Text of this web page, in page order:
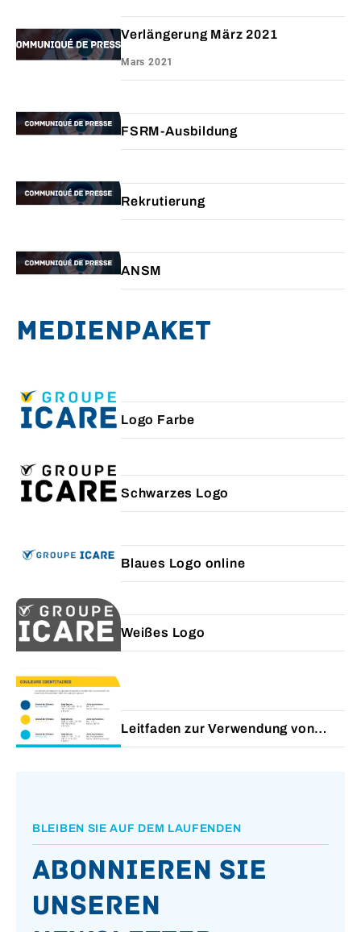
Verlängerung März 2021
Mars 2021
FSRM-Ausbildung
Rekrutierung
ANSM
Medienpaket
Logo Farbe
Schwarzes Logo
Blaues Logo online
Weißes Logo
Leitfaden zur Verwendung von
Farben
BLEIBEN SIE AUF DEM LAUFENDEN
Abonnieren Sie
unseren